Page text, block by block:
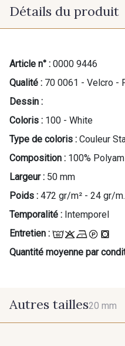
Détails du produit
Article n° : 0000 9446
Qualité : 70 0061 - Velcro -
Dessin :
Coloris : 100 - White
Type de coloris : Couleur
Composition : 100%
Largeur : 50 mm
Poids : 472 gr/m² - 24 gr/
Temporalité : Intemporel
Entretien :
Quantité moyenne par
Autres tailles20 mm